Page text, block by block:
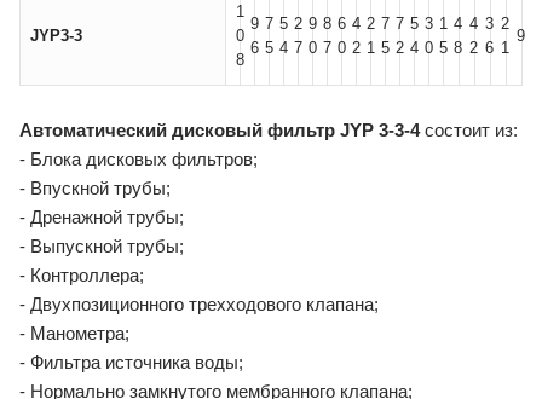
JYP3-3
1
0
8
9
6
7
5
5
4
2
7
9
0
8
7
6
0
4
2
2
1
7
5
7
2
5
4
3
0
1
5
4
8
4
2
3
6
2
1
9
Автоматический дисковый фильтр JYP 3-3-4состоит из:
- Блока дисковых фильтров;
- Впускной трубы;
- Дренажной трубы;
- Выпускной трубы;
- Контроллера;
- Двухпозиционного трехходового клапана;
- Манометра;
- Фильтра источника воды;
- Нормально замкнутого мембранного клапана;